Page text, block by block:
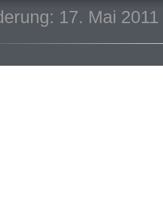
17. Mai